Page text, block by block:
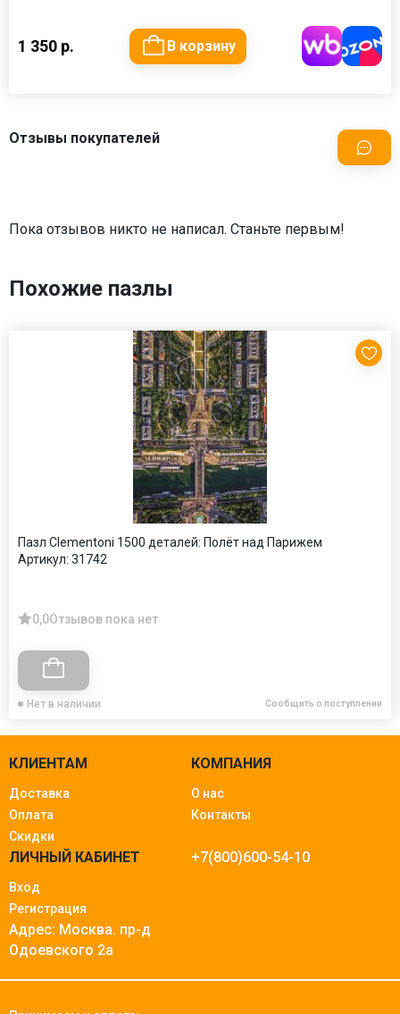
1 350 р. В корзину
Отзывы покупателей
Пока отзывов никто не написал. Станьте первым!
Похожие пазлы
Пазл Clementoni 1500 деталей: Полёт над Парижем
Артикул: 31742
0,0Отзывов пока нет
Нет в наличии Сообщить о поступлении
КЛИЕНТАМ
Доставка
Оплата
Скидки
КОМПАНИЯ
О нас
Контакты
ЛИЧНЫЙ КАБИНЕТ
Вход
Регистрация
+7(800)600-54-10
Адрес: Москва. пр-д
Одоевского 2а